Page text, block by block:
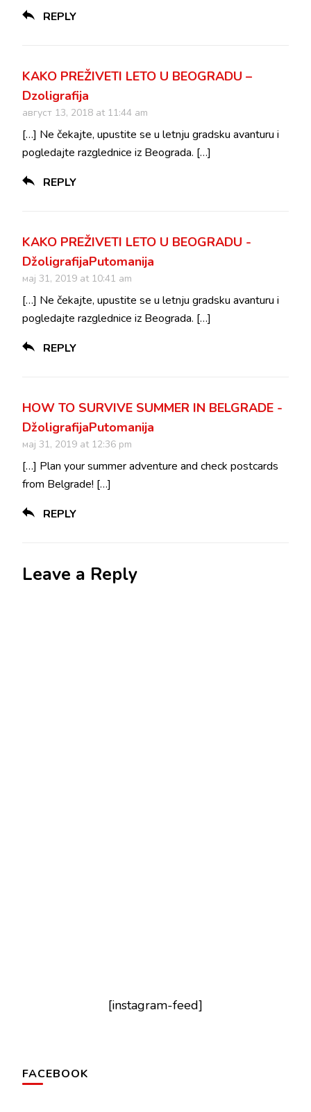
REPLY
KAKO PREŽIVETI LETO U BEOGRADU –
Dzoligrafija
август 13, 2018 at 11:44 am
[…] Ne čekajte, upustite se u letnju gradsku avanturu i
pogledajte razglednice iz Beograda. […]
REPLY
KAKO PREŽIVETI LETO U BEOGRADU -
DžoligrafijaPutomanija
мај 31, 2019 at 10:41 am
[…] Ne čekajte, upustite se u letnju gradsku avanturu i
pogledajte razglednice iz Beograda. […]
REPLY
HOW TO SURVIVE SUMMER IN BELGRADE -
DžoligrafijaPutomanija
мај 31, 2019 at 12:36 pm
[…] Plan your summer adventure and check postcards
from Belgrade! […]
REPLY
Leave a Reply
[instagram-feed]
FACEBOOK